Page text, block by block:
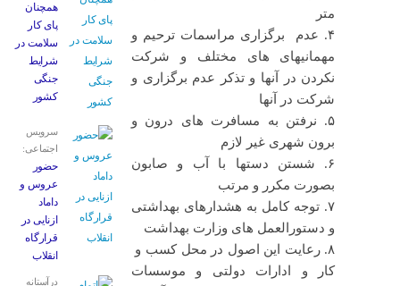
متر
۴. عدم برگزاری مراسمات ترحیم و
مهمانیهای های مختلف و شرکت
نکردن در آنها و تذکر عدم برگزاری و
شرکت در آنها
۵. نرفتن به مسافرت های درون و
برون شهری غیر لازم
۶. شستن دستها با آب و صابون
بصورت مکرر و مرتب
۷. توجه کامل به هشدارهای بهداشتی
و دستورالعمل های وزارت بهداشت
۸. رعایت این اصول در محل کسب و
کار و ادارات دولتی و موسسات
همچنان
پای کار
سلامت در
شرایط
جنگی
کشور
سرویس
اجتماعی:
حضور
عروس و
داماد
ازنایی در
قرارگاه
انقلاب
درآستانه